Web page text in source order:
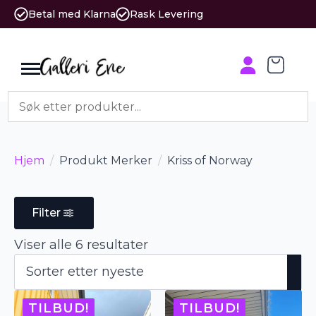
Betal med Klarna Rask Levering
Hjem Produkt Merker Kriss of Norway
Filter
Viser alle 6 resultaterSortert
TILBUD!
TILBUD!